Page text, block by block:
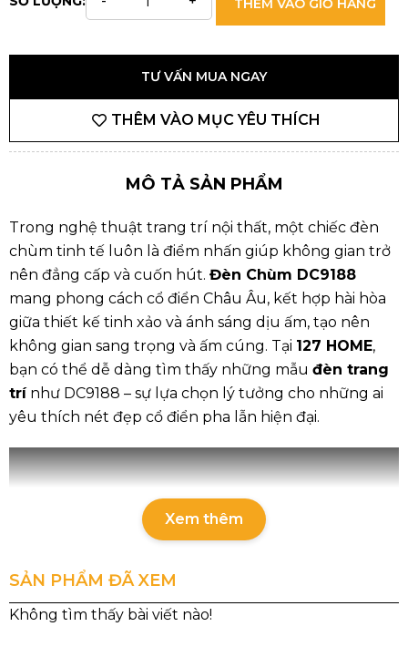
TƯ VẤN MUA NGAY
THÊM VÀO MỤC YÊU THÍCH
MÔ TẢ SẢN PHẨM
Trong nghệ thuật trang trí nội thất, một chiếc đèn
chùm tinh tế luôn là điểm nhấn giúp không gian trở
nên đẳng cấp và cuốn hút. Đèn Chùm DC9188
mang phong cách cổ điển Châu Âu, kết hợp hài hòa
giữa thiết kế tinh xảo và ánh sáng dịu ấm, tạo nên
không gian sang trọng và ấm cúng. Tại 127 HOME,
bạn có thể dễ dàng tìm thấy những mẫu đèn trang
trínhư DC9188 – sự lựa chọn lý tưởng cho những ai
yêu thích nét đẹp cổ điển pha lẫn hiện đại.
Xem thêm
SẢN PHẨM ĐÃ XEM